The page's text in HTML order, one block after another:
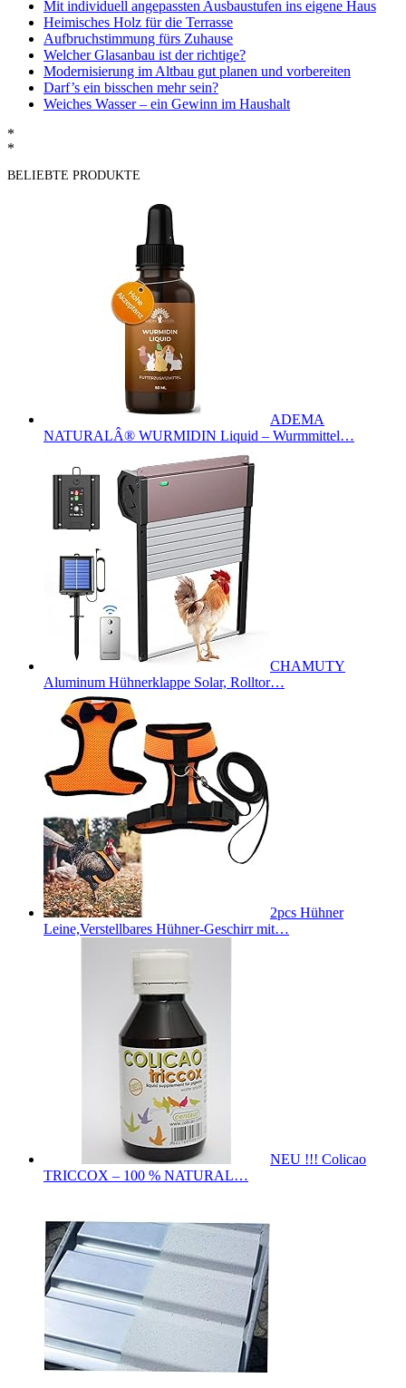
Mit individuell angepassten Ausbaustufen ins eigene Haus
Heimisches Holz für die Terrasse
Aufbruchstimmung fürs Zuhause
Welcher Glasanbau ist der richtige?
Modernisierung im Altbau gut planen und vorbereiten
Darf’s ein bisschen mehr sein?
Weiches Wasser – ein Gewinn im Haushalt
*
*
BELIEBTE PRODUKTE
ADEMA
NATURALÂ® WURMIDIN Liquid – Wurmmittel…
CHAMUTY
Aluminum Hühnerklappe Solar, Rolltor…
2pcs Hühner
Leine,Verstellbares Hühner-Geschirr mit…
NEU !!! Colicao
TRICCOX – 100 % NATURAL…